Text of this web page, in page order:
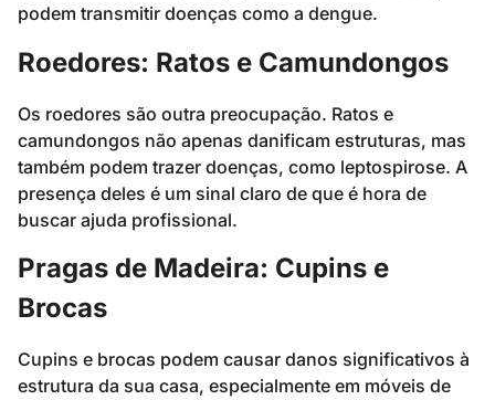
podem transmitir doenças como a dengue.
Roedores: Ratos e Camundongos
Os roedores são outra preocupação. Ratos e
camundongos não apenas danificam estruturas, mas
também podem trazer doenças, como leptospirose. A
presença deles é um sinal claro de que é hora de
buscar ajuda profissional.
Pragas de Madeira: Cupins e
Brocas
Cupins e brocas podem causar danos significativos à
estrutura da sua casa, especialmente em móveis de